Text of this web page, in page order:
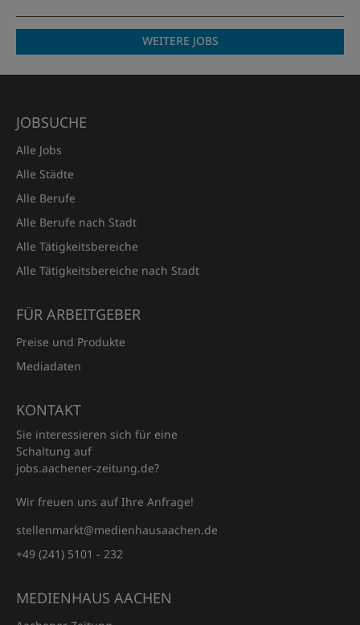
WEITERE JOBS
JOBSUCHE
Alle Jobs
Alle Städte
Alle Berufe
Alle Berufe nach Stadt
Alle Tätigkeitsbereiche
Alle Tätigkeitsbereiche nach Stadt
FÜR ARBEITGEBER
Preise und Produkte
Mediadaten
KONTAKT
Sie interessieren sich für eine
Schaltung auf
jobs.aachener‑zeitung.de?
Wir freuen uns auf Ihre Anfrage!
stellenmarkt@medienhausaachen.de
+49 (241) 5101 - 232
MEDIENHAUS AACHEN